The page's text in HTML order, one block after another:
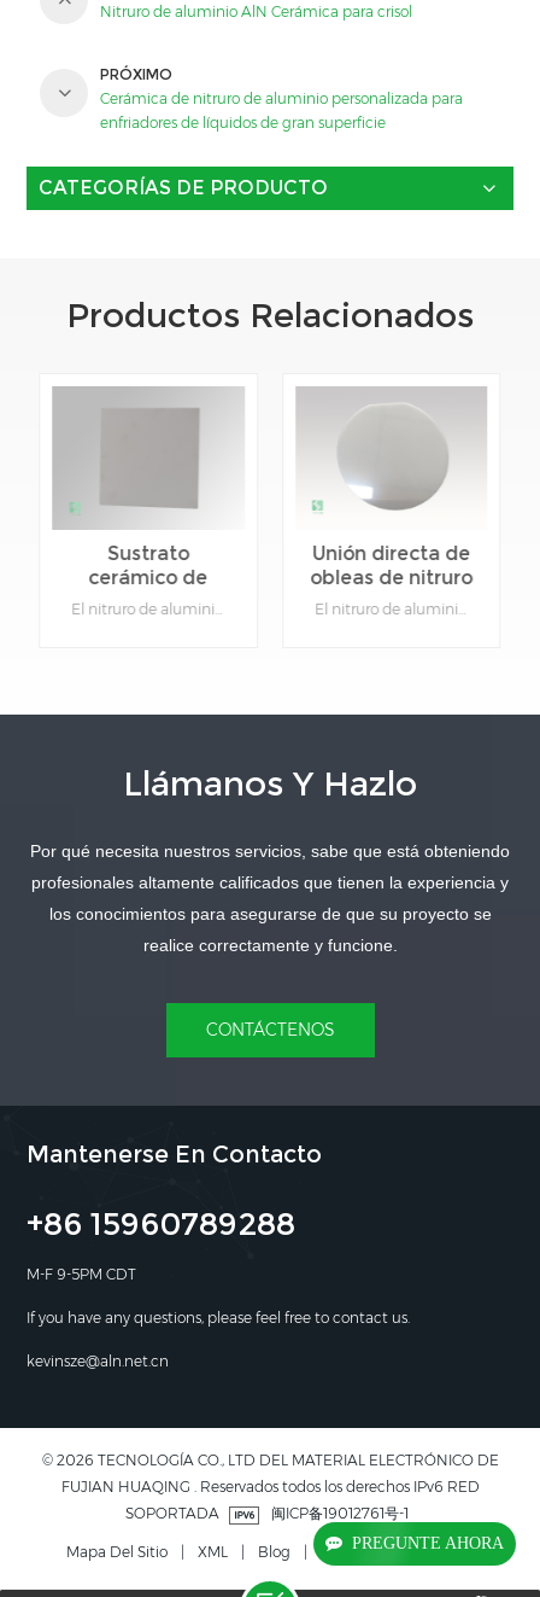
PREGUNTE AHORA
Nitruro de aluminio AlN Cerámica para crisol
PRÓXIMO
Cerámica de nitruro de aluminio personalizada para
enfriadores de líquidos de gran superficie
CATEGORÍAS DE PRODUCTO
Productos Relacionados
Sustrato
cerámico de
nitruro de
El nitruro de aluminio (AlN) es un material excelente si se requiere alta conductividad térmica y aislamiento eléctrico, lo que lo hace ideal para la gestión térmica y aplicaciones eléctricas.Detalles del producto:Material: Nitruro de aluminioFunción: Cerámica de aislamiento y disipación de calor.Tipo: Cerámica.Color: Gris.Se puede personalizar: Sí, proporcione dibujos para productos específicos.
APRENDE MÁS
Unión directa de
obleas de nitruro
de aluminio
El nitruro de aluminio (AlN) es un material excelente si se requiere alta conductividad térmica y aislamiento eléctrico, lo que lo hace ideal para la gestión térmica y aplicaciones eléctricas.Detalles del producto:Material: Nitruro de aluminioFunción: Cerámica de aislamiento y disipación de calor.Tipo: Cerámica.Color: Gris.Se puede personalizar: Sí, proporcione dibujos para productos específicos.
APRENDE MÁS
Llámanos Y Hazlo
Por qué necesita nuestros servicios, sabe que está obteniendo
profesionales altamente calificados que tienen la experiencia y
los conocimientos para asegurarse de que su proyecto se
realice correctamente y funcione.
CONTÁCTENOS
Mantenerse En Contacto
+86 15960789288
M-F 9-5PM CDT
If you have any questions, please feel free to contact us.
kevinsze@aln.net.cn
© 2026 TECNOLOGÍA CO., LTD DEL MATERIAL ELECTRÓNICO DE
FUJIAN HUAQING . Reservados todos los derechos IPv6 RED
SOPORTADA
闽ICP备19012761号-1
Mapa Del Sitio XML Blog Política De Privacidad